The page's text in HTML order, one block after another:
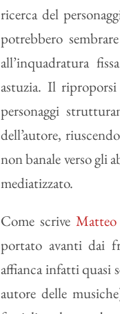
ricerca del
potrebbero
all’inquadratura
astuzia. Il
personaggi
dell’autore,
non banale verso gli
mediatizzato.
Come scriveMatteo
portato avanti dai
affianca infatti quasi
autore delle